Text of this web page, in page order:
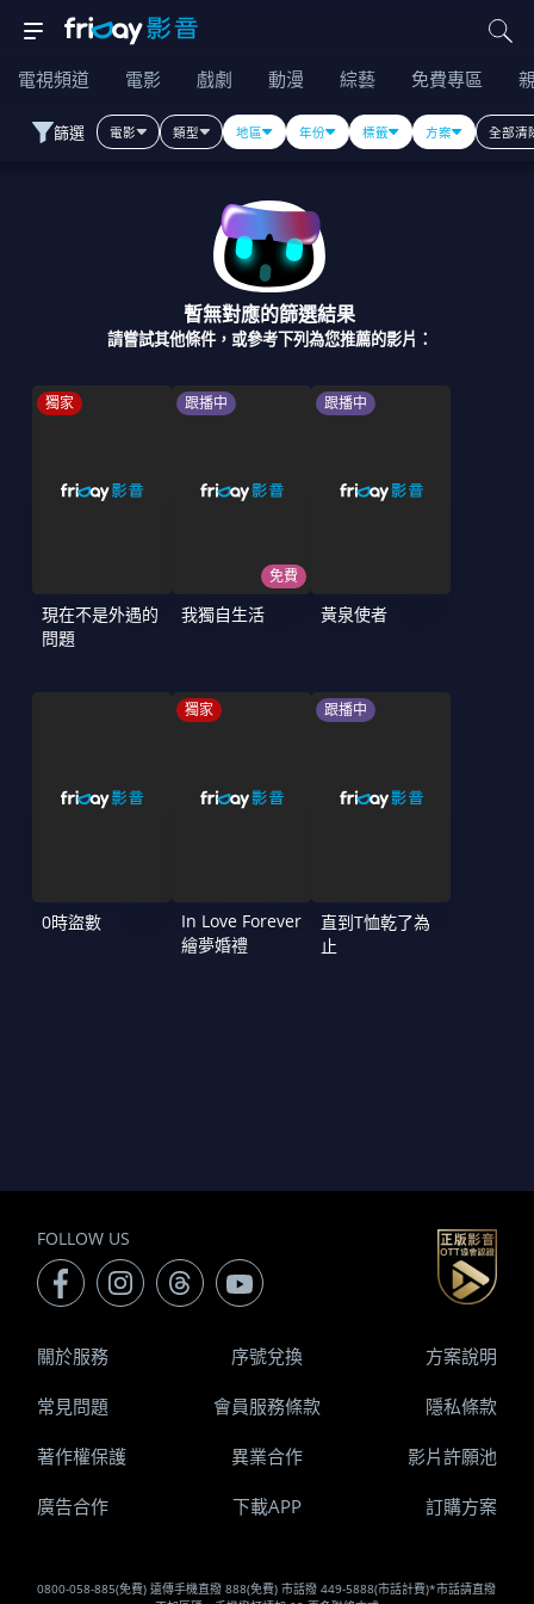
電視頻道 電影 戲劇 動漫 綜藝 免費專區
篩選 電影 類型 地區 年份 標籤 方案 全部清
暫無對應的篩選結果
請嘗試其他條件，或參考下列為您推薦的影片：
獨家
現在不是外遇的
問題
跟播中
免費
我獨自生活
跟播中
黃泉使者
0時盜數
獨家
In Love Forever
繪夢婚禮
跟播中
直到T恤乾了為
止
FOLLOW US
0800-058-885(免費) 遠傳手機直撥 888(免費) 市話撥 449-5888(市話計費)*市話請直撥
關於服務 序號兌換 方案說明
常見問題 會員服務條款 隱私條款
著作權保護 異業合作 影片許願池
廣告合作 下載APP 訂購方案